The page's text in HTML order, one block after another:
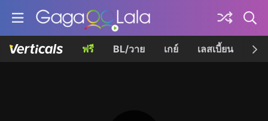
ฟรี BL/วาย เกย์ เลสเบี้ยน เค